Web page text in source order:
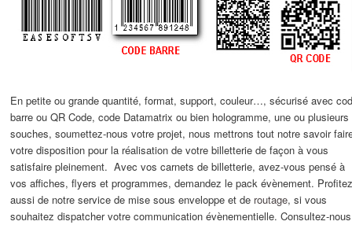
En petite ou grande quantité, format, support, couleur…, sécurisé avec
barre ou QR Code, code Datamatrix ou bien hologramme, une ou plusieurs
souches, soumettez-nous votre projet, nous mettrons tout notre savoir
votre disposition pour la réalisation de votre billetterie de façon à vous
satisfaire pleinement. Avec vos carnets de billetterie, avez-vous pensé à
vos affiches, flyers et programmes, demandez le pack évènement. Profitez
aussi de notre service de mise sous enveloppe et de routage, si vous
souhaitez dispatcher votre communication évènementielle. Consultez-